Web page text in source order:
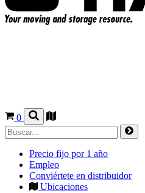
0
Precio fijo por 1 año
Empleo
Conviértete en distribuidor
Ubicaciones